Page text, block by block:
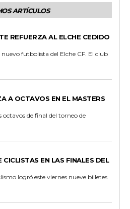
ARTÍCULOS
REFUERZA AL ELCHE CEDIDO
futbolista del Elche CF. El club
A OCTAVOS EN EL MASTERS
octavos de final del torneo de
CICLISTAS EN LAS FINALES DEL
logró este viernes nueve billetes